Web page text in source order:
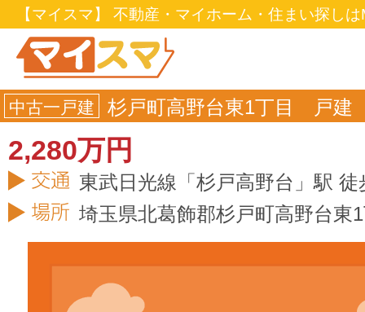
【マイスマ】 不動産・マイホーム・住まい探し
中古一戸建 杉戸町高野台東1丁目 戸建
2,280万円
東武日光線「杉戸高野台」駅 徒
埼玉県北葛飾郡杉戸町高野台東